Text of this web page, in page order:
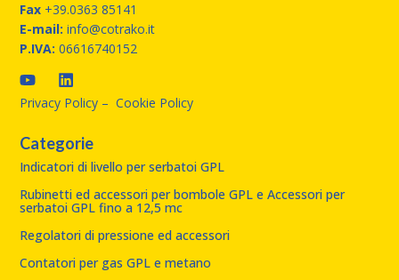
Fax +39.0363 85141
E-mail: info@cotrako.it
P.IVA: 06616740152
Privacy Policy –Cookie Policy
Categorie
Indicatori di livello per serbatoi GPL
Rubinetti ed accessori per bombole GPL e Accessori per
serbatoi GPL fino a 12,5 mc
Regolatori di pressione ed accessori
Contatori per gas GPL e metano